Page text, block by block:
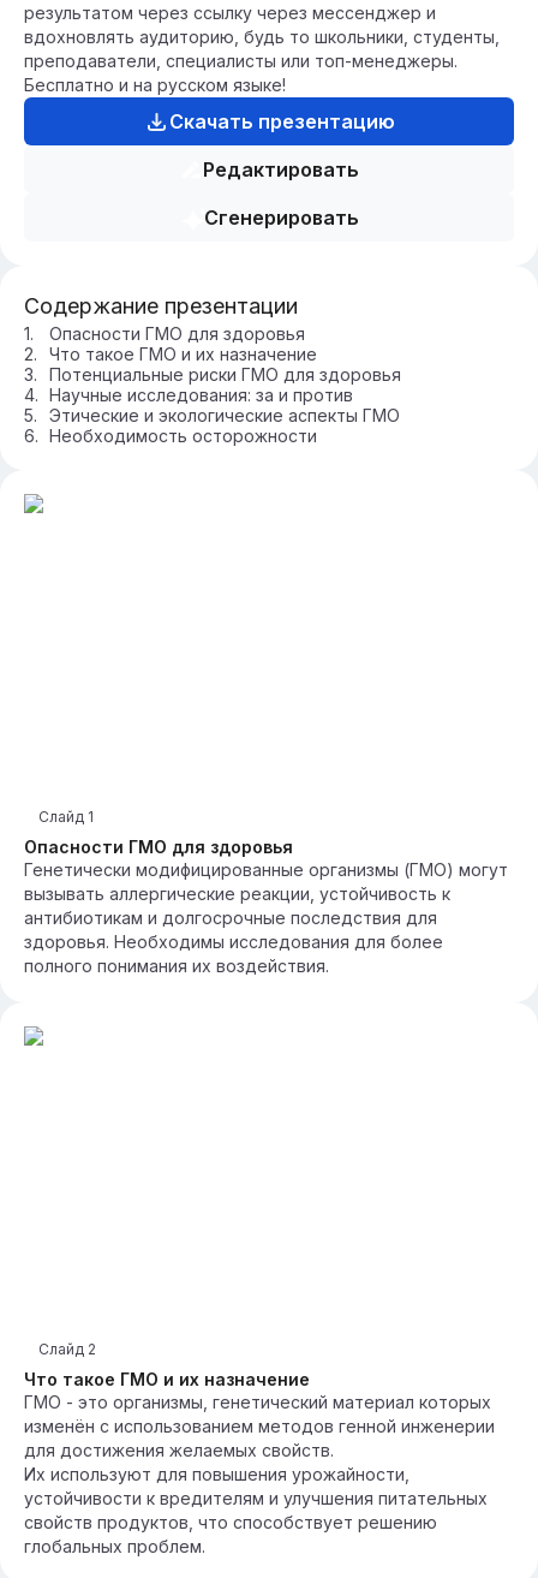
результатом через ссылку через мессенджер и
вдохновлять аудиторию, будь то школьники, студенты,
преподаватели, специалисты или топ-менеджеры.
Бесплатно и на русском языке!
Скачать презентацию
Редактировать
Сгенерировать
Содержание презентации
Опасности ГМО для здоровья
Что такое ГМО и их назначение
Потенциальные риски ГМО для здоровья
Научные исследования: за и против
Этические и экологические аспекты ГМО
Необходимость осторожности
Опасности ГМО для здоровья
Слайд 1
Генетически модифицированные организмы (ГМО) могут
вызывать аллергические реакции, устойчивость к
антибиотикам и долгосрочные последствия для
здоровья. Необходимы исследования для более
полного понимания их воздействия.
Что такое ГМО и их назначение
Слайд 2
ГМО - это организмы, генетический материал которых
изменён с использованием методов генной инженерии
для достижения желаемых свойств.
Их используют для повышения урожайности,
устойчивости к вредителям и улучшения питательных
свойств продуктов, что способствует решению
глобальных проблем.